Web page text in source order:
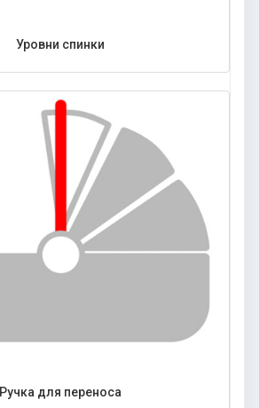
Уровни спинки
Ручка для переноса